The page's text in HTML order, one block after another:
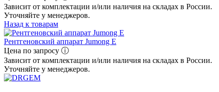
Зависит от комплектации и/или наличия на складах в России.
Уточняйте у менеджеров.
Назад к товарам
Рентгеновский аппарат Jumong E
Цена по запросу ⓘ
Зависит от комплектации и/или наличия на складах в России.
Уточняйте у менеджеров.